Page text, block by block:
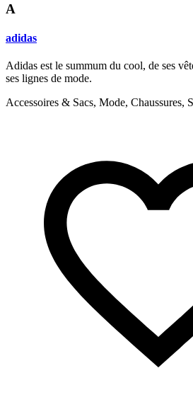
A
adidas
Adidas est le summum du cool, de ses
ses lignes de mode.
Accessoires & Sacs, Mode, Chaussures,